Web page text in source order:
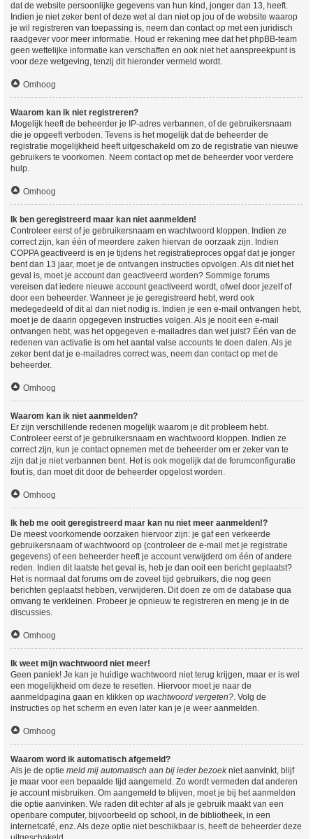
dat de website persoonlijke gegevens van hun kind, jonger dan 13, heeft.
Indien je niet zeker bent of deze wet al dan niet op jou of de website waarop
je wil registreren van toepassing is, neem dan contact op met een juridisch
raadgever voor meer informatie. Houd er rekening mee dat het phpBB-team
geen wettelijke informatie kan verschaffen en ook niet het aanspreekpunt is
voor deze wetgeving, tenzij dit hieronder vermeld wordt.
Omhoog
Waarom kan ik niet registreren?
Mogelijk heeft de beheerder je IP-adres verbannen, of de gebruikersnaam
die je opgeeft verboden. Tevens is het mogelijk dat de beheerder de
registratie mogelijkheid heeft uitgeschakeld om zo de registratie van nieuwe
gebruikers te voorkomen. Neem contact op met de beheerder voor verdere
hulp.
Omhoog
Ik ben geregistreerd maar kan niet aanmelden!
Controleer eerst of je gebruikersnaam en wachtwoord kloppen. Indien ze
correct zijn, kan één of meerdere zaken hiervan de oorzaak zijn. Indien
COPPA geactiveerd is en je tijdens het registratieproces opgaf dat je jonger
bent dan 13 jaar, moet je de ontvangen instructies opvolgen. Als dit niet het
geval is, moet je account dan geactiveerd worden? Sommige forums
vereisen dat iedere nieuwe account geactiveerd wordt, ofwel door jezelf of
door een beheerder. Wanneer je je geregistreerd hebt, werd ook
medegedeeld of dit al dan niet nodig is. Indien je een e-mail ontvangen hebt,
moet je de daarin opgegeven instructies volgen. Als je nooit een e-mail
ontvangen hebt, was het opgegeven e-mailadres dan wel juist? Één van de
redenen van activatie is om het aantal valse accounts te doen dalen. Als je
zeker bent dat je e-mailadres correct was, neem dan contact op met de
beheerder.
Omhoog
Waarom kan ik niet aanmelden?
Er zijn verschillende redenen mogelijk waarom je dit probleem hebt.
Controleer eerst of je gebruikersnaam en wachtwoord kloppen. Indien ze
correct zijn, kun je contact opnemen met de beheerder om er zeker van te
zijn dat je niet verbannen bent. Het is ook mogelijk dat de forumconfiguratie
fout is, dan moet dit door de beheerder opgelost worden.
Omhoog
Ik heb me ooit geregistreerd maar kan nu niet meer aanmelden!?
De meest voorkomende oorzaken hiervoor zijn: je gaf een verkeerde
gebruikersnaam of wachtwoord op (controleer de e-mail met je registratie
gegevens) of een beheerder heeft je account verwijderd om één of andere
reden. Indien dit laatste het geval is, heb je dan ooit een bericht geplaatst?
Het is normaal dat forums om de zoveel tijd gebruikers, die nog geen
berichten geplaatst hebben, verwijderen. Dit doen ze om de database qua
omvang te verkleinen. Probeer je opnieuw te registreren en meng je in de
discussies.
Omhoog
Ik weet mijn wachtwoord niet meer!
Geen paniek! Je kan je huidige wachtwoord niet terug krijgen, maar er is wel
een mogelijkheid om deze te resetten. Hiervoor moet je naar de
aanmeldpagina gaan en klikken op wachtwoord vergeten?. Volg de
instructies op het scherm en even later kan je je weer aanmelden.
Omhoog
Waarom word ik automatisch afgemeld?
Als je de optie meld mij automatisch aan bij ieder bezoekniet aanvinkt, blijf
je maar voor een bepaalde tijd aangemeld. Zo wordt vermeden dat anderen
je account misbruiken. Om aangemeld te blijven, moet je bij het aanmelden
die optie aanvinken. We raden dit echter af als je gebruik maakt van een
openbare computer, bijvoorbeeld op school, in de bibliotheek, in een
internetcafé, enz. Als deze optie niet beschikbaar is, heeft de beheerder deze